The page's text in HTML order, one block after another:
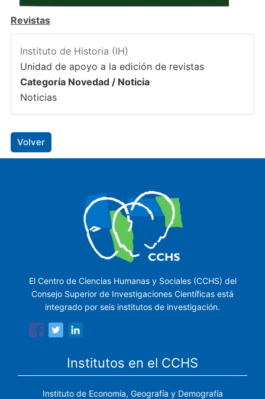
Revistas
Instituto de Historia (IH)
Unidad de apoyo a la edición de revistas
Categoría Novedad / Noticia
Noticias
Volver
El Centro de Ciencias Humanas y Sociales (CCHS) del
Consejo Superior de Investigaciones Científicas está
integrado por seis institutos de investigación.
Institutos en el CCHS
Instituto de Economía, Geografía y Demografía